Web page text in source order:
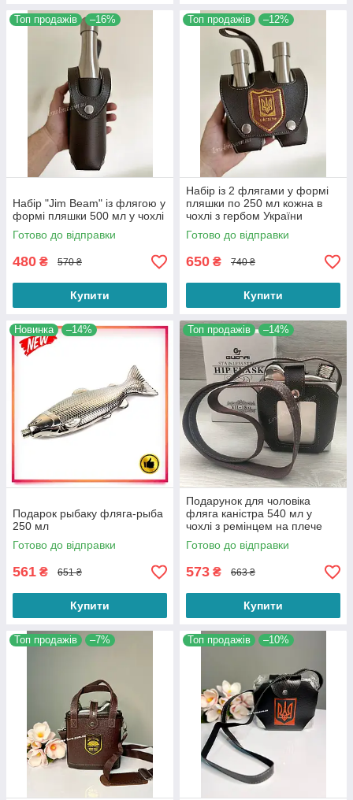
Топ продажів –16%
Набір "Jim Beam" із флягою у
формі пляшки 500 мл у чохлі
Готово до відправки
480 ₴ 570 ₴
Купити
Топ продажів –12%
Набір із 2 флягами у формі
пляшки по 250 мл кожна в
чохлі з гербом України
Готово до відправки
650 ₴ 740 ₴
Купити
Новинка –14%
Подарок рыбаку фляга-рыба
250 мл
Готово до відправки
561 ₴ 651 ₴
Купити
Топ продажів –14%
Подарунок для чоловіка
фляга каністра 540 мл у
чохлі з ремінцем на плече
Готово до відправки
573 ₴ 663 ₴
Купити
Топ продажів –7% Топ продажів –10%